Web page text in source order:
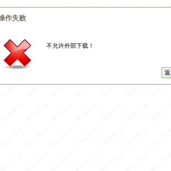
作失败
不允许外部下载！